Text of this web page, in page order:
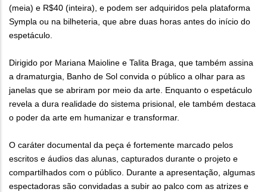
(meia) e R$40 (inteira), e podem ser adquiridos pela plataforma
Sympla ou na bilheteria, que abre duas horas antes do início do
espetáculo.
Dirigido por Mariana Maioline e Talita Braga, que também assina
a dramaturgia, Banho de Sol convida o público a olhar para as
janelas que se abriram por meio da arte. Enquanto o espetáculo
revela a dura realidade do sistema prisional, ele também destaca
o poder da arte em humanizar e transformar.
O caráter documental da peça é fortemente marcado pelos
escritos e áudios das alunas, capturados durante o projeto e
compartilhados com o público. Durante a apresentação, algumas
espectadoras são convidadas a subir ao palco com as atrizes e